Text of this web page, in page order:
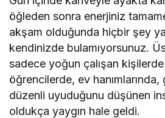
öğleden sonra enerjiniz
akşam olduğunda hiçbir şey
kendinizde bulamıyorsunuz.
sadece yoğun çalışan
öğrencilerde, ev
düzenli uyuduğunu düşünen
oldukça yaygın hale geldi.